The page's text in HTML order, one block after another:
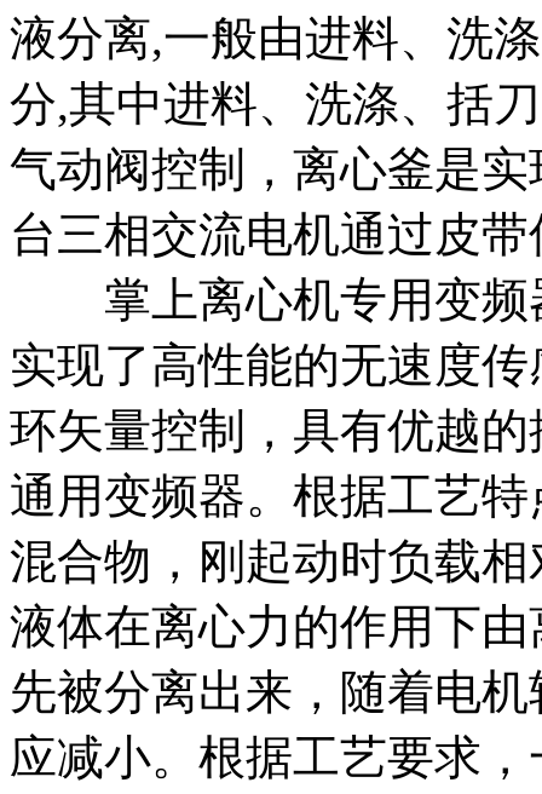
液分离,一般由进料、洗
分,其中进料、洗涤、括
气动阀控制，离心釜是
台三相交流电机通过皮
掌上离心机专用变频
实现了高性能的无速度
环矢量控制，具有优越
通用变频器。根据工艺
混合物，刚起动时负载
液体在离心力的作用下
先被分离出来，随着电
应减小。根据工艺要求